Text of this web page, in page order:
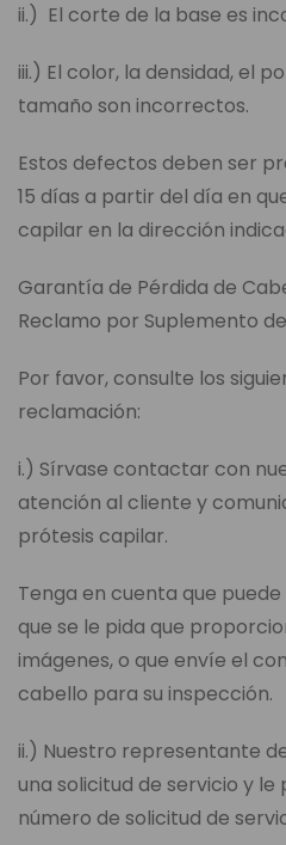
ii.) El corte de la base es
iii.) El color, la densidad, el
tamaño son incorrectos.
Estos defectos deben ser
15 días a partir del día en
capilar en la dirección
Garantía de Pérdida de
Reclamo por Suplemento
Por favor, consulte los
reclamación:
i.) Sírvase contactar con
atención al cliente y
prótesis capilar.
Tenga en cuenta que
que se le pida que
imágenes, o que envíe el
cabello para su inspección.
ii.) Nuestro representante
una solicitud de servicio y
número de solicitud de